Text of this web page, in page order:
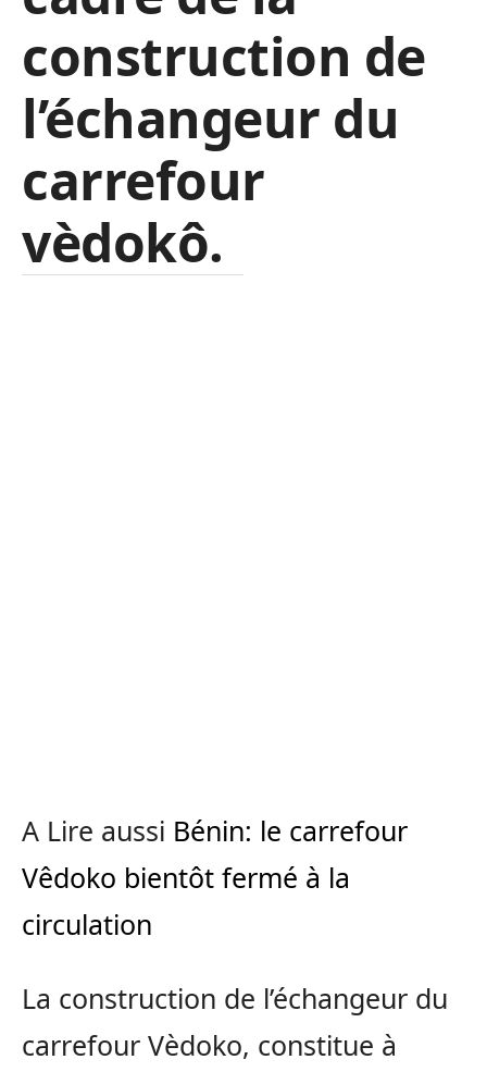
construction de
l’échangeur du
carrefour
vèdokô.
A Lire aussi Bénin: le carrefour
Vêdoko bientôt fermé à la
circulation
La construction de l’échangeur du
carrefour Vèdoko, constitue à